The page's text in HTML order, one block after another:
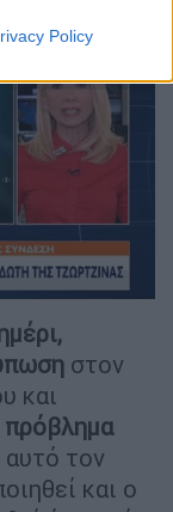
Policy
στον
και
πρόβλημα
αυτό τον
και ο